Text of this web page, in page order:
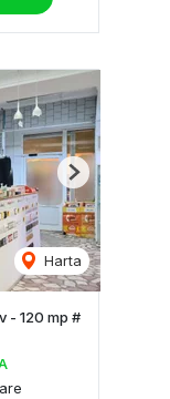
Harta
Next
- 120 mp #